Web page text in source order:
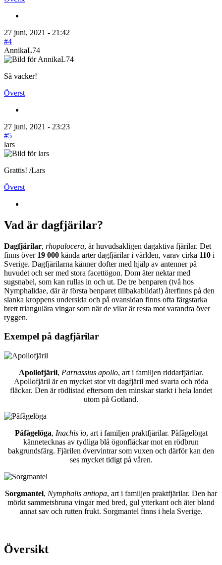
27 juni, 2021 - 21:42
#4
AnnikaL74
Så vacker!
Överst
27 juni, 2021 - 23:23
#5
lars
Grattis! /Lars
Överst
Vad är dagfjärilar?
Dagfjärilar, rhopalocera, är huvudsakligen dagaktiva fjärilar. Det
finns över 19 000 kända arter dagfjärilar i världen, varav cirka 110 i
Sverige. Dagfjärilarna känner dofter med hjälp av antenner på
huvudet och ser med stora facettögon. Dom äter nektar med
sugsnabel, som kan rullas in och ut. De tre benparen (två hos
Nymphalidae, där är första benparet tillbakabildat!) återfinns på den
slanka kroppens undersida och på ovansidan finns ofta färgstarka
brett triangulära vingar som när de vilar är resta mot varandra över
ryggen.
Exempel på dagfjärilar
Apollofjäril, Parnassius apollo, art i familjen riddarfjärilar.
Apollofjäril är en mycket stor vit dagfjäril med svarta och röda
fläckar. Den är rödlistad eftersom den minskar starkt i hela landet
utom på Gotland.
Påfågelöga, Inachis io, art i familjen praktfjärilar. Påfågelögat
kännetecknas av tydliga blå ögonfläckar mot en rödbrun
bakgrundsfärg. Fjärilen övervintrar som vuxen och därför kan den
ses mycket tidigt på våren.
Sorgmantel, Nymphalis antiopa, art i familjen praktfjärilar. Den har
mörkt sammetsbruna vingar med bred, gul ytterkant och äter bland
annat sav och rutten frukt. Sorgmantel finns i hela Sverige.
Översikt